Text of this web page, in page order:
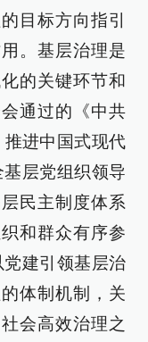
目标方向指引
。基层治理是
的关键环节和
通过的《中共
进中国式现代
层党组织领导
民主制度体系
和群众有序参
建引领基层治
体制机制，关
会高效治理之